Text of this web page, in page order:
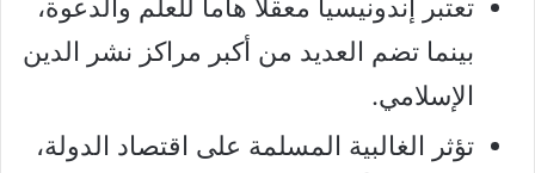
تعتبر إندونيسيا معقلا هاما للعلم والدعوة،
بينما تضم العديد من أكبر مراكز نشر الدين
الإسلامي.
تؤثر الغالبية المسلمة على اقتصاد الدولة،